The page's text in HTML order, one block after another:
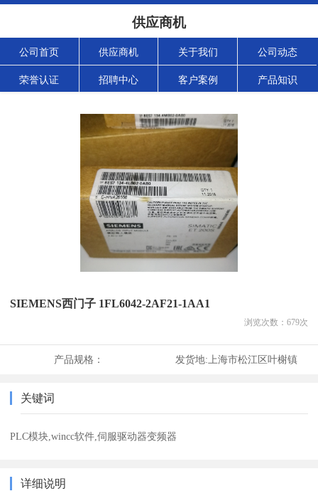
供应商机
公司首页 供应商机 关于我们 公司动态
荣誉认证 招聘中心 客户案例 产品知识
SIEMENS西门子 1FL6042-2AF21-1AA1
浏览次数： 679次
产品规格： 发货地: 上海市松江区叶榭镇
关键词
PLC模块,wincc软件,伺服驱动器变频器
详细说明